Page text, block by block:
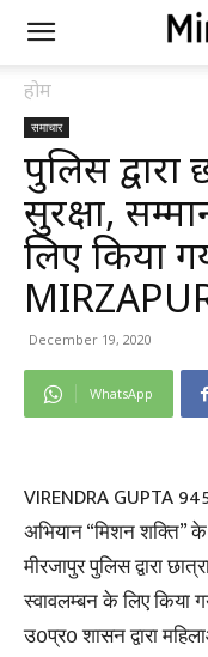
होम
समाचार
पुलिस
सुरक्षा,
लिए किया
December 19, 2020
WhatsApp
VIRENDRA GUPTA
अभियान “मिशन शक्ति”
मीरजापुर पुलिस द्वारा
स्वावलम्बन के लिए
उ0प्र0 शासन द्वारा